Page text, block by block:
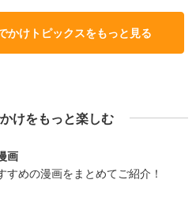
かけトピックスをもっと見る
けをもっと楽しむ
画
すめの漫画をまとめてご紹介！